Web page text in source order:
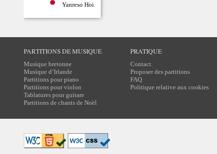
Yanreso Hoi
PARTITIONS DE MUSIQUE
Musique bretonne
Musique d’Irlande
Partitions pour piano
Partitions pour violon
Tablatures pour guitare
Partitions de chants de Noël
PRATIQUE
Contact
Proposer des partitions
FAQ
Politique relative aux cookies